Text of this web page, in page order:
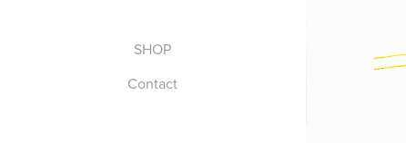
SHOP
Contact